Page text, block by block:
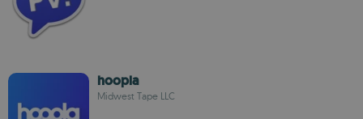
hoopla
Midwest Tape LLC